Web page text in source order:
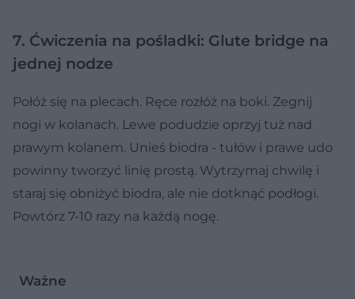
7. Ćwiczenia na pośladki: Glute bridge na
jednej nodze
Połóż się na plecach. Ręce rozłóż na boki. Zegnij
nogi w kolanach. Lewe podudzie oprzyj tuż nad
prawym kolanem. Unieś biodra - tułów i prawe udo
powinny tworzyć linię prostą. Wytrzymaj chwilę i
staraj się obniżyć biodra, ale nie dotknąć podłogi.
Powtórz 7-10 razy na każdą nogę.
Ważne